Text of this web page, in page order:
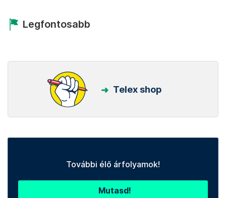
Legfontosabb
Telex shop
További élő árfolyamok!
Mutasd!